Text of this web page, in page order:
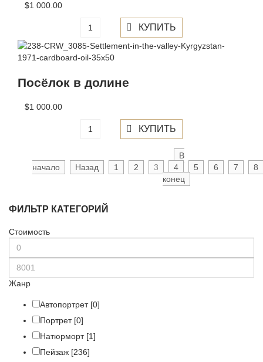
$1 000.00
Посёлок в долине
$1 000.00
В
начало
Назад 1 2 3 4 5 6 7
8
конец
ФИЛЬТР КАТЕГОРИЙ
Стоимость
Жанр
Автопортрет[0]
Портрет[0]
Натюрморт[1]
Пейзаж [236]